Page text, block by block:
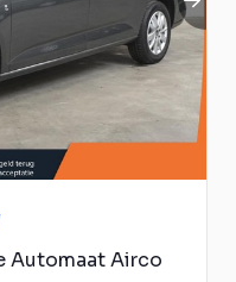
Automaat Airco